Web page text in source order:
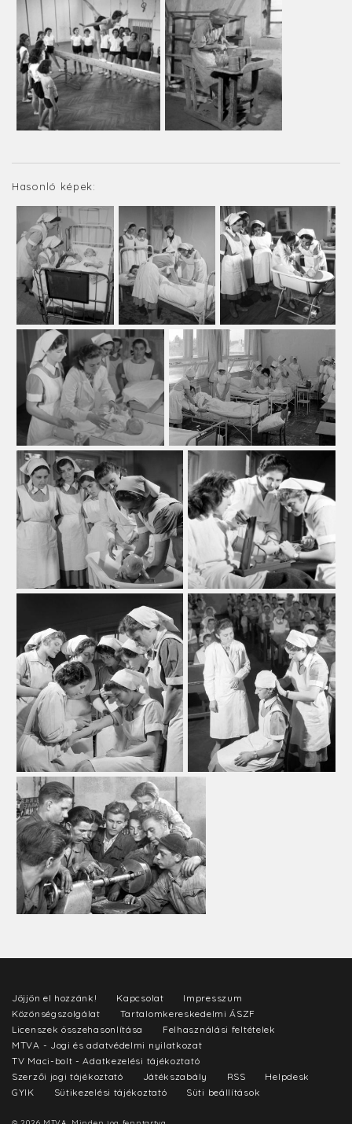
Hasonló képek:
Jöjjön el hozzánk! Kapcsolat
Impresszum
Közönségszolgálat
Tartalomkereskedelmi ÁSZF
Licenszek összehasonlítása
Felhasználási feltételek
MTVA - Jogi és adatvédelmi nyilatkozat
TV Maci-bolt - Adatkezelési tájékoztató
Szerzői jogi tájékoztató
Játékszabály RSS
Helpdesk
GYIK
Sütikezelési tájékoztató Süti beállítások